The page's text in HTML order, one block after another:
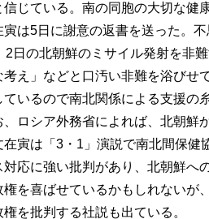
じている。南の同胞の大切な健
は5日に謝意の返書を送った。不
日の北朝鮮のミサイル発射を非
え」などと口汚い非難を浴びせ
いるので南北関係による支援の
ロシア外務省によれば、北朝鮮
寅は「3・1」演説で南北間保健
応に強い批判があり、北朝鮮へ
を喜ばせているかもしれないが
を批判する社説も出ている。